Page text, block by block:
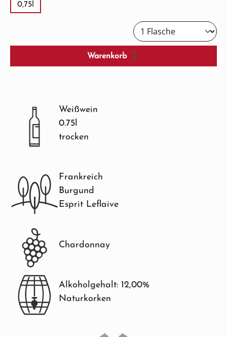
0,75l
Warenkorb
Weißwein
0.75l
trocken
Frankreich
Burgund
Esprit Leflaive
Chardonnay
Alkoholgehalt: 12,00%
Naturkorken